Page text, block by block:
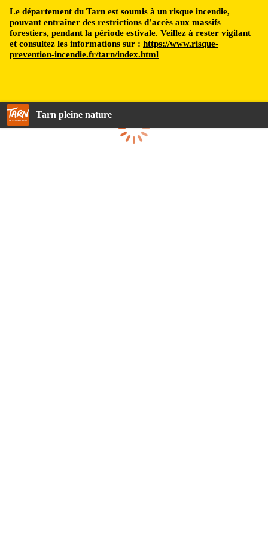
Le département du Tarn est soumis à un risque incendie,
pouvant entraîner des restrictions d’accès aux massifs
forestiers, pendant la période estivale. Veillez à rester vigilant
et consultez les informations sur : https://www.risque-
prevention-incendie.fr/tarn/index.html
Tarn pleine nature
Chargement